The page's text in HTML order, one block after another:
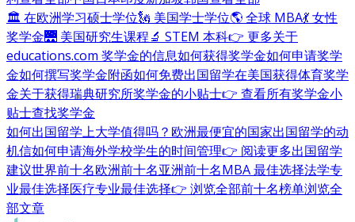
🏛 在欧洲学习硕士学位🗽 美国学士学位🌎 全球 MBA💃 女性
奖学金🌉 美国研究生课程🔬 STEM 本科👉 更多关于
educations.com 奖学金的信息如何获得奖学金如何申请奖学
金如何撰写奖学金附函如何免费出国留学在美国获得体育奖学
金关于获得瑞典研究所奖学金的小贴士👉 查看所有奖学金小
贴士查找奖学金
如何出国留学上大学值得吗？ 欧洲最便宜的国家出国留学的动
机信如何申请海外学校学生的时间管理👉 阅读更多出国留学
建议世界前十名欧洲前十名亚洲前十名MBA 最佳选择法学专
业最佳选择医疗专业最佳选择👉 浏览全部前十名榜单浏览全
部文章